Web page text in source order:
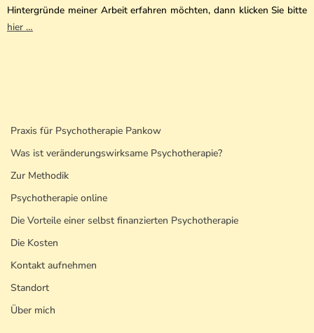
Hintergründe meiner Arbeit erfahren möchten, dann klicken Sie bitte
hier …
Praxis für Psychotherapie Pankow
Was ist veränderungswirksame Psychotherapie?
Zur Methodik
Psychotherapie online
Die Vorteile einer selbst finanzierten Psychotherapie
Die Kosten
Kontakt aufnehmen
Standort
Über mich